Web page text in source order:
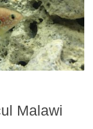
Malawi